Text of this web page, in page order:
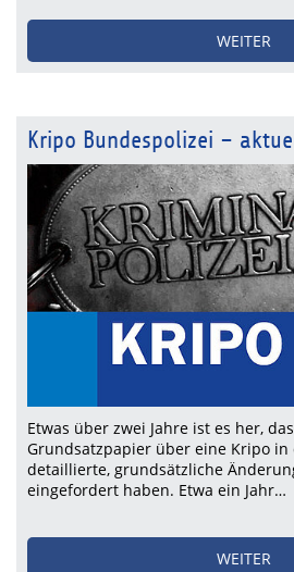
WEITER
Kripo Bundespolizei –
Etwas über zwei Jahre ist es her,
Grundsatzpapier über eine Kripo in
detaillierte, grundsätzliche
eingefordert haben. Etwa ein Jahr…
WEITER